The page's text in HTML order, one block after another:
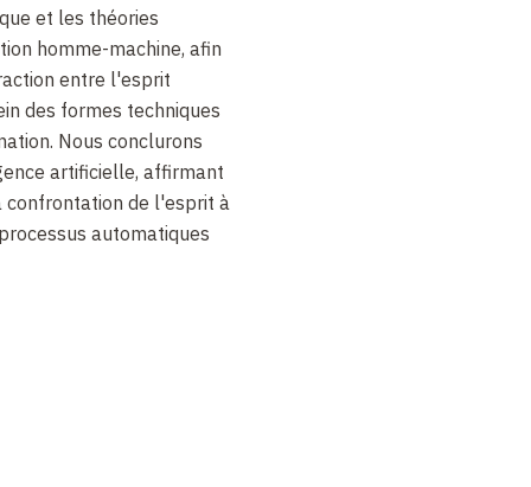
et les théories
homme-machine, afin
entre l'esprit
des formes techniques
Nous conclurons
artificielle, affirmant
de l'esprit à
automatiques